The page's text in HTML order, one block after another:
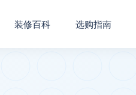
装修百科 选购指南